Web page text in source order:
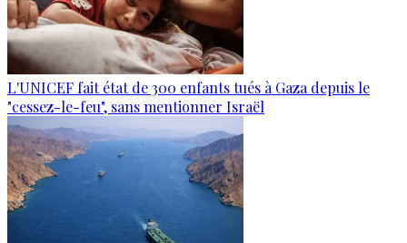
L'UNICEF fait état de 300 enfants tués à Gaza depuis le
"cessez-le-feu", sans mentionner Israël